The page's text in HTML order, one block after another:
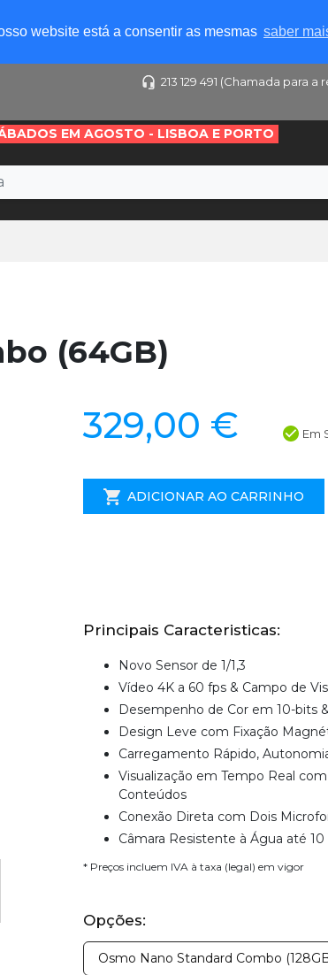
website está a consentir as mesmas saber
213 129 491 (Chamada para
EM AGOSTO - LISBOA E PORTO
(64GB)
329,00 € Em
ADICIONAR AO CARRINHO
Principais Caracteristicas:
Novo Sensor de 1/1,3
Vídeo 4K a 60 fps & Campo de
Desempenho de Cor em 10-bits
Design Leve com Fixação
Carregamento Rápido,
Visualização em Tempo Real
Conteúdos
Conexão Direta com Dois
Câmara Resistente à Água até
* Preços incluem IVA à taxa (legal) em vigor
Opções:
Osmo Nano Standard Combo